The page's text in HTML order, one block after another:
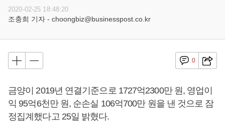
2020-02-25 18:48:20
조충희 기자 - choongbiz@businesspost.co.kr
0
금양이 2019년 연결기준으로 1727억2300만 원, 영업이
익 95억6천만 원, 순손실 106억700만 원을 낸 것으로 잠
정집계했다고 25일 밝혔다.